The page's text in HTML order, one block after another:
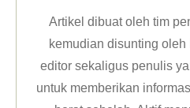
Artikel dibuat oleh tim
kemudian disunting
editor sekaligus penulis
untuk memberikan